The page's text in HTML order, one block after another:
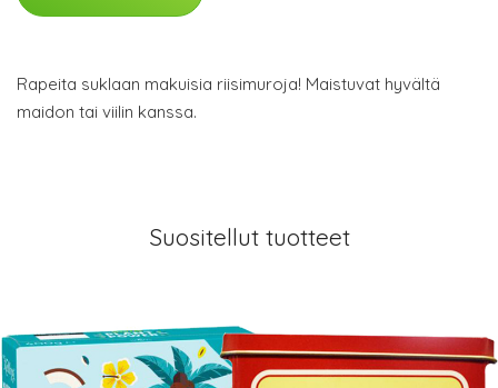
Rapeita suklaan makuisia riisimuroja! Maistuvat hyvältä
maidon tai viilin kanssa.
Suositellut tuotteet